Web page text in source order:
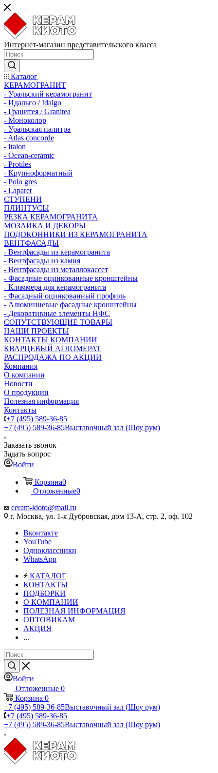
Интернет-магазин представительского класса
Каталог
КЕРАМОГРАНИТ
- Уральский керамогранит
- Идальго / Idalgo
- Гранитея / Granitea
- Моноколор
- Уральская палитра
- Atlas concorde
- Italon
- Ocean-ceramic
- Protiles
- Крупноформатный
- Polo gres
- Laparet
СТУПЕНИ
ПЛИНТУСЫ
РЕЗКА КЕРАМОГРАНИТА
МОЗАИКА И ДЕКОРЫ
ПОДОКОННИКИ ИЗ КЕРАМОГРАНИТА
ВЕНТФАСАДЫ
- Вентфасады из керамогранита
- Вентфасады из камня
- Вентфасады из металлокассет
- Фасадные оцинкованные кронштейны
- Кляммера для керамогранита
- Фасадный оцинкованный профиль
- Алюминиевые фасадные кронштейны
- Декоративные элементы НФС
СОПУТСТВУЮЩИЕ ТОВАРЫ
НАШИ ПРОЕКТЫ
КОНТАКТЫ КОМПАНИИ
КВАРЦЕВЫЙ АГЛОМЕРАТ
РАСПРОДАЖА ПО АКЦИИ
Компания
О компании
Новости
О продукции
Полезная информация
Контакты
+7 (495) 589-36-85
+7 (495) 589-36-85Выставочный зал (Шоу рум)
Заказать звонок
Задать вопрос
Войти
Корзина0
Отложенные0
ceram-kioto@mail.ru
г. Москва, ул. 1-я Дубровская, дом 13-А, стр. 2, оф. 102
Вконтакте
YouTube
Одноклассники
WhatsApp
КАТАЛОГ
КОНТАКТЫ
ПОДБОРКИ
О КОМПАНИИ
ПОЛЕЗНАЯ ИНФОРМАЦИЯ
ОПТОВИКАМ
АКЦИЯ
...
Войти
Отложенные 0
Корзина 0
+7 (495) 589-36-85Выставочный зал (Шоу рум)
+7 (495) 589-36-85
+7 (495) 589-36-85Выставочный зал (Шоу рум)